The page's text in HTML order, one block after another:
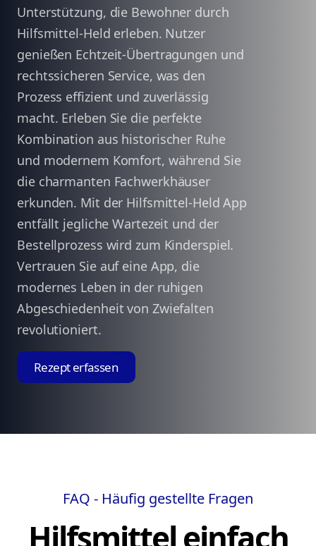
Unterstützung, die Bewohner durch
Hilfsmittel-Held erleben. Nutzer
genießen Echtzeit-Übertragungen und
rechtssicheren Service, was den
Prozess effizient und zuverlässig
macht. Erleben Sie die perfekte
Kombination aus historischer Ruhe
und modernem Komfort, während Sie
die charmanten Fachwerkhäuser
erkunden. Mit der Hilfsmittel-Held App
entfällt jegliche Wartezeit und der
Bestellprozess wird zum Kinderspiel.
Vertrauen Sie auf eine App, die
modernes Leben in der ruhigen
Abgeschiedenheit von Zwiefalten
revolutioniert.
Rezept erfassen
FAQ - Häufig gestellte Fragen
Hilfsmittel einfach